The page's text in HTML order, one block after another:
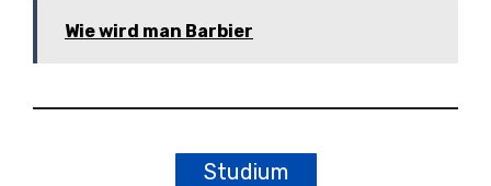
Wie wird man Barbier
Studium